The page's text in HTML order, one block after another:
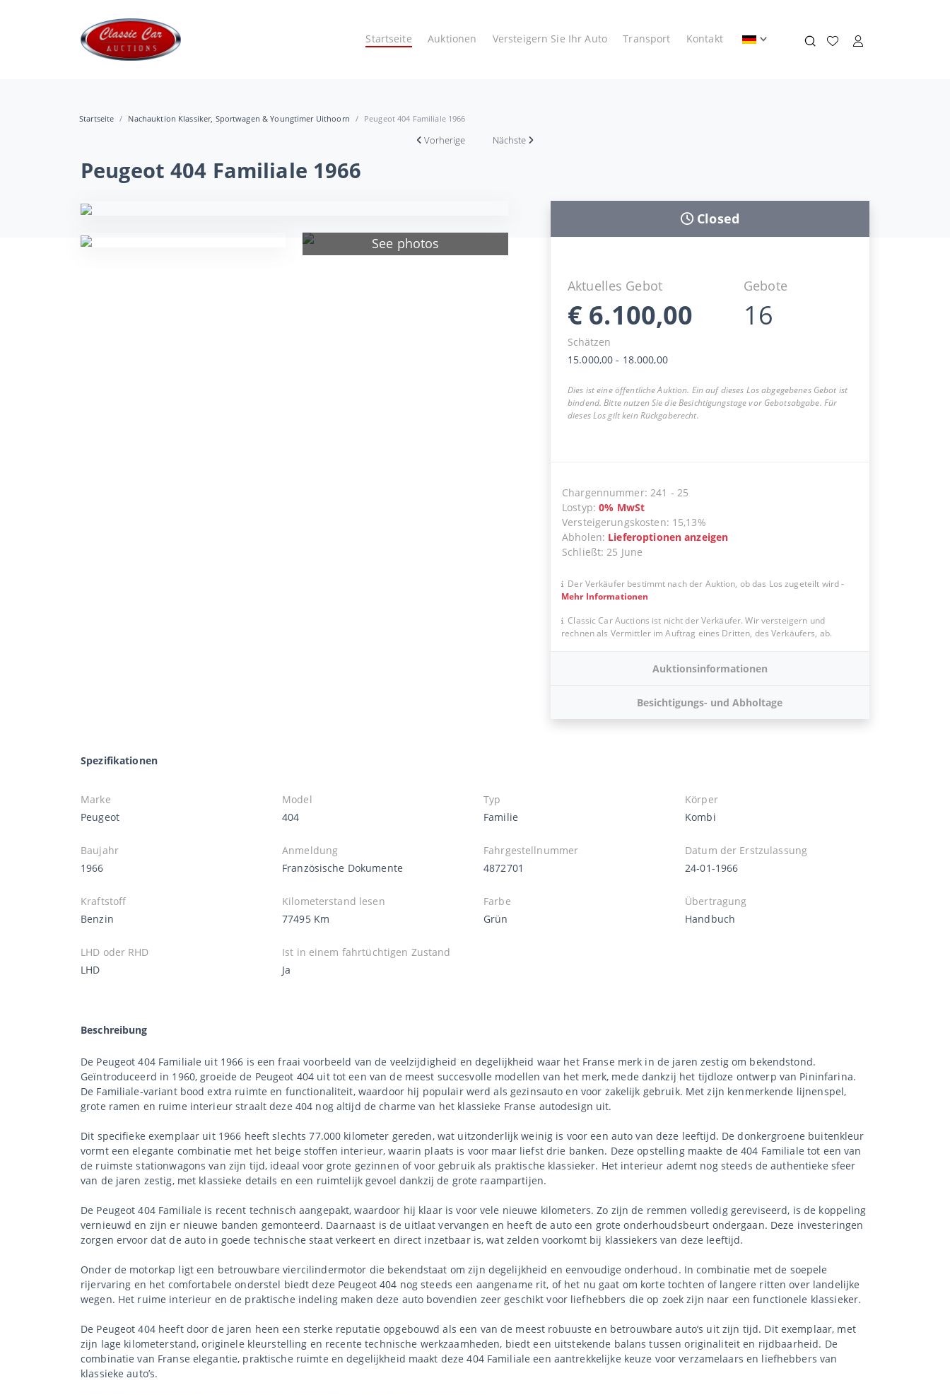
Startseite Auktionen Versteigern Sie Ihr Auto Transport Kontakt
Startseite Nachauktion Klassiker, Sportwagen & Youngtimer Uithoorn Peugeot 404 Familiale 1966
Vorherige Nächste
Peugeot 404 Familiale 1966
See photos
Closed
Aktuelles Gebot
€ 6.100,00
Gebote
16
Schätzen
15.000,00 - 18.000,00
Dies ist eine öffentliche Auktion. Ein auf dieses Los abgegebenes Gebot ist
bindend. Bitte nutzen Sie die Besichtigungstage vor Gebotsabgabe. Für
dieses Los gilt kein Rückgaberecht.
Chargennummer: 241 - 25
Lostyp:0% MwSt
Versteigerungskosten: 15,13%
Abholen: Lieferoptionen anzeigen
Schließt:25 June
Der Verkäufer bestimmt nach der Auktion, ob das Los zugeteilt wird-
Mehr Informationen
Classic Car Auctions ist nicht der Verkäufer. Wir versteigern und
rechnen als Vermittler im Auftrag eines Dritten, des Verkäufers, ab.
Auktionsinformationen
Besichtigungs- und Abholtage
Spezifikationen
Marke
Peugeot
Model
404
Typ
Familie
Körper
Kombi
Baujahr
1966
Anmeldung
Französische Dokumente
Fahrgestellnummer
4872701
Datum der Erstzulassung
24-01-1966
Kraftstoff
Benzin
Kilometerstand lesen
77495 Km
Farbe
Grün
Übertragung
Handbuch
LHD oder RHD
LHD
Ist in einem fahrtüchtigen Zustand
Ja
Beschreibung
De Peugeot 404 Familiale uit 1966 is een fraai voorbeeld van de veelzijdigheid en degelijkheid waar het Franse merk in de jaren zestig om bekendstond.
Geïntroduceerd in 1960, groeide de Peugeot 404 uit tot een van de meest succesvolle modellen van het merk, mede dankzij het tijdloze ontwerp van Pininfarina.
De Familiale-variant bood extra ruimte en functionaliteit, waardoor hij populair werd als gezinsauto en voor zakelijk gebruik. Met zijn kenmerkende lijnenspel,
grote ramen en ruime interieur straalt deze 404 nog altijd de charme van het klassieke Franse autodesign uit.
Dit specifieke exemplaar uit 1966 heeft slechts 77.000 kilometer gereden, wat uitzonderlijk weinig is voor een auto van deze leeftijd. De donkergroene buitenkleur
vormt een elegante combinatie met het beige stoffen interieur, waarin plaats is voor maar liefst drie banken. Deze opstelling maakte de 404 Familiale tot een van
de ruimste stationwagons van zijn tijd, ideaal voor grote gezinnen of voor gebruik als praktische klassieker. Het interieur ademt nog steeds de authentieke sfeer
van de jaren zestig, met klassieke details en een ruimtelijk gevoel dankzij de grote raampartijen.
De Peugeot 404 Familiale is recent technisch aangepakt, waardoor hij klaar is voor vele nieuwe kilometers. Zo zijn de remmen volledig gereviseerd, is de koppeling
vernieuwd en zijn er nieuwe banden gemonteerd. Daarnaast is de uitlaat vervangen en heeft de auto een grote onderhoudsbeurt ondergaan. Deze investeringen
zorgen ervoor dat de auto in goede technische staat verkeert en direct inzetbaar is, wat zelden voorkomt bij klassiekers van deze leeftijd.
Onder de motorkap ligt een betrouwbare viercilindermotor die bekendstaat om zijn degelijkheid en eenvoudige onderhoud. In combinatie met de soepele
rijervaring en het comfortabele onderstel biedt deze Peugeot 404 nog steeds een aangename rit, of het nu gaat om korte tochten of langere ritten over landelijke
wegen. Het ruime interieur en de praktische indeling maken deze auto bovendien zeer geschikt voor liefhebbers die op zoek zijn naar een functionele klassieker.
De Peugeot 404 heeft door de jaren heen een sterke reputatie opgebouwd als een van de meest robuuste en betrouwbare auto’s uit zijn tijd. Dit exemplaar, met
zijn lage kilometerstand, originele kleurstelling en recente technische werkzaamheden, biedt een uitstekende balans tussen originaliteit en rijdbaarheid. De
combinatie van Franse elegantie, praktische ruimte en degelijkheid maakt deze 404 Familiale een aantrekkelijke keuze voor verzamelaars en liefhebbers van
klassieke auto’s.